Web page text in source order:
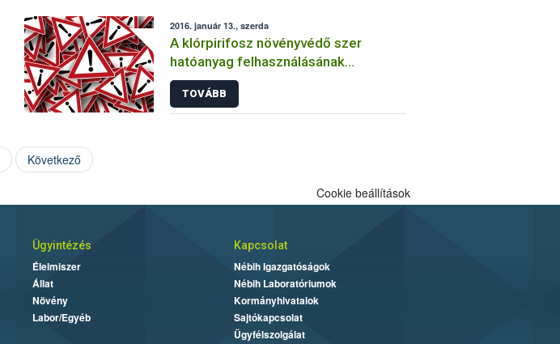
2016. január 13., szerda
A klórpirifosz növényvédő szer
hatóanyag felhasználásának
korlátozása
TOVÁBB
Következő
Cookie beállítások
Ügyintézés
Élelmiszer
Állat
Növény
Labor/Egyéb
Kapcsolat
Nébih Igazgatóságok
Nébih Laboratóriumok
Kormányhivatalok
Sajtókapcsolat
Ügyfélszolgálat